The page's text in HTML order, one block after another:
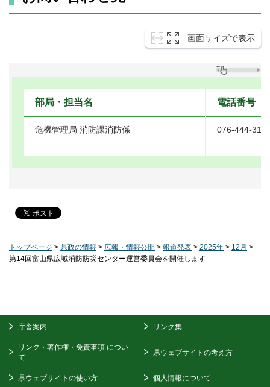
画面サイズで表示
部局・担当名 電話番号
危機管理局 消防課消防係 076-444-
トップページ > 県政の情報 > 広報・情報公開 > 報道発表 > 2025年 > 12月 >
第14回富山県広域消防防災センター運営委員会を開催します
庁舎案内 リンク集
リンク・著作権・免責事項 につい
て
県ウェブサイトの考え方
県ウェブサイトの使い方 個人情報について